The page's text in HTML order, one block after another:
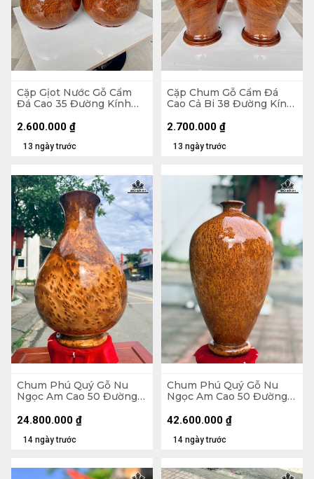
Cặp Gịot Nước Gỗ Cẩm
Đá Cao 35 Đường Kính
13 ngày trước
2.600.000 ₫
Cặp Chum Gỗ Cẩm Đá
Cao Cả Bi 38 Đường Kính
13 ngày trước
2.700.000 ₫
Chum Phú Quý Gỗ Nu
Ngọc Am Cao 50 Đường
14 ngày trước
24.800.000 ₫
Chum Phú Quý Gỗ Nu
Ngọc Am Cao 50 Đường
Kính 30 (cm) - Luôn Đế
54 (cm)
14 ngày trước
42.600.000 ₫